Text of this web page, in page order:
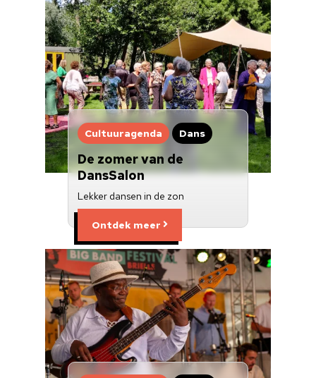
Cultuuragenda Dans
De zomer van de
DansSalon
Lekker dansen in de zon
Ontdek meer
Over ons
Nieuwsbrief
Doneren